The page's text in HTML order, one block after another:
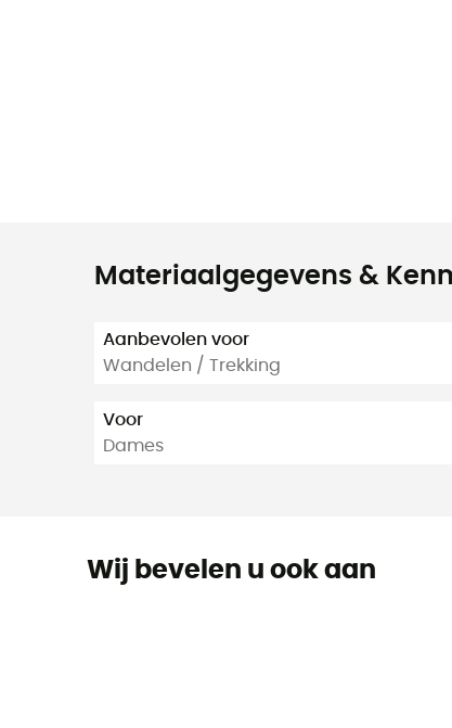
Materiaalgegevens &
Aanbevolen voor
Wandelen / Trekking
Voor
Dames
Wij bevelen u ook aan